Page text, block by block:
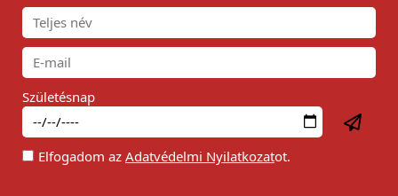
Születésnap
Elfogadom az Adatvédelmi Nyilatkozatot.